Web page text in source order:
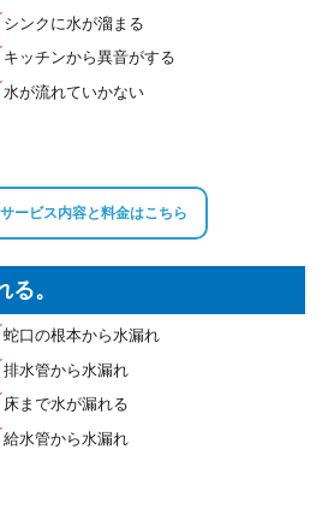
シンクに水が溜まる
キッチンから異音がする
水が流れていかない
ービス内容と料金はこちら
。
蛇口の根本から水漏れ
排水管から水漏れ
床まで水が漏れる
給水管から水漏れ